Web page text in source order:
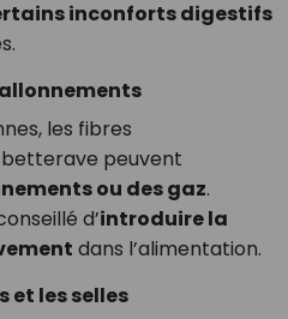
inconforts digestifs
les fibres
peuvent
ou des gaz.
d’introduire la
dans l’alimentation.
et les selles